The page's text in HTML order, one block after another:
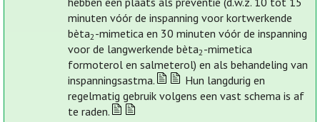
minuten vóór de inspanning voor kortwerkende
bèta2-mimetica en 30 minuten vóór de inspanning
voor de langwerkende bèta2-mimetica
formoterol en salmeterol) en als behandeling van
inspanningsastma.
Hun langdurig en
regelmatig gebruik volgens een vast schema is af
te raden.